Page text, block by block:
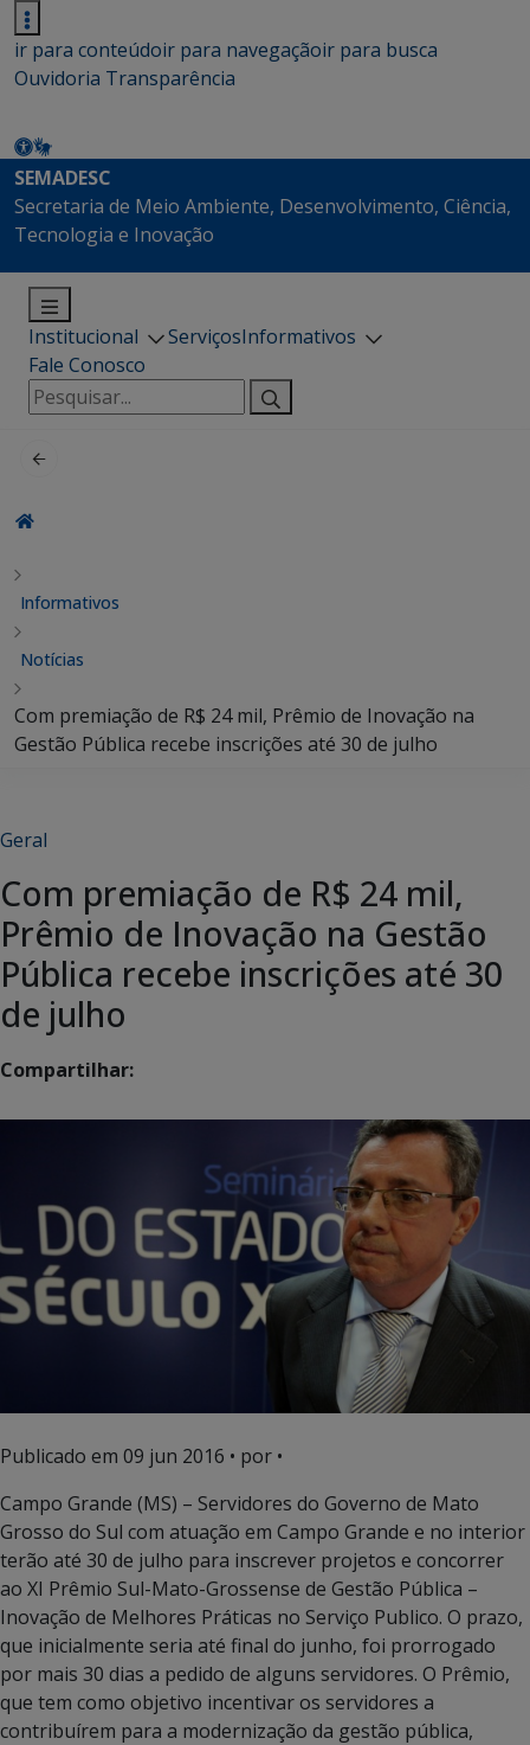
ir para conteúdoir para navegaçãoir para busca
Ouvidoria Transparência
SEMADESC
Secretaria de Meio Ambiente, Desenvolvimento, Ciência,
Tecnologia e Inovação
Institucional ServiçosInformativos
Fale Conosco
Pesquisar
por:
Informativos
Notícias
Com premiação de R$ 24 mil, Prêmio de Inovação na
Gestão Pública recebe inscrições até 30 de julho
Geral
Com premiação de R$ 24 mil,
Prêmio de Inovação na Gestão
Pública recebe inscrições até 30
de julho
Compartilhar:
Publicado em 09 jun 2016 • por •
Campo Grande (MS) – Servidores do Governo de Mato
Grosso do Sul com atuação em Campo Grande e no interior
terão até 30 de julho para inscrever projetos e concorrer
ao XI Prêmio Sul-Mato-Grossense de Gestão Pública –
Inovação de Melhores Práticas no Serviço Publico. O prazo,
que inicialmente seria até final do junho, foi prorrogado
por mais 30 dias a pedido de alguns servidores. O Prêmio,
que tem como objetivo incentivar os servidores a
contribuírem para a modernização da gestão pública,